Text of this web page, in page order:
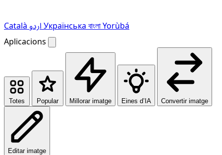
Català Українська বাংলাYorùbá
Aplicacions
Totes Popular Millorar imatge Eines d’IA Convertir imatge
Editar imatge